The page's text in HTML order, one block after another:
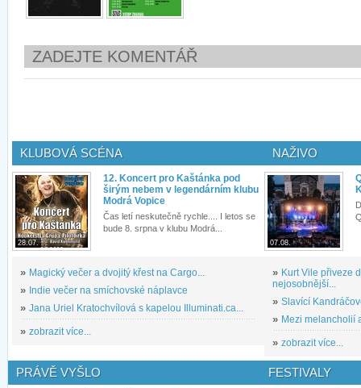
ZADEJTE KOMENTÁŘ
KLUBOVÁ SCÉNA
28.07.
12. Koncert pro Kaštánka pod
širým nebem v legendárním klubu
Modrá Vopice
Čas letí neskutečně rychle.... I letos se
bude 8. srpna v klubu Modrá...
» Magický večer a dvojitý křest na Cargo...
» Indie večer na smíchovské náplavce
» Jana Uriel Kratochvílová s kapelou Illuminati.ca...
» zobrazit více...
NAŽIVO
07.08.
» Kurt Vile přiveze
nejosobnější...
» Slavící
» Mezi melancholií
» zobrazit více...
PRÁVĚ VYŠLO FESTIVALY